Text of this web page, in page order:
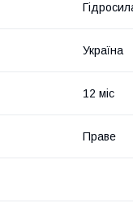
Україна
12 міс
Праве